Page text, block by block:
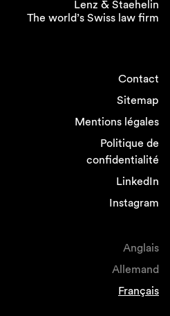
Lenz & Staehelin
The world’s Swiss law firm
Contact
Sitemap
Mentions légales
Politique de
confidentialité
LinkedIn
Instagram
Anglais
Allemand
Français